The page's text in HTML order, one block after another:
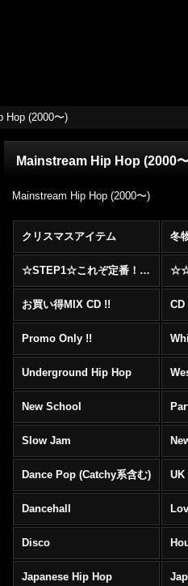
Hop (2000〜)
Mainstream Hip Hop (2000
Mainstream Hip Hop (2000〜)
クリスマスアイテム 冬
☆STEP1☆これぞ定番！！まずはここから！2000年代R&BフロアヒットBest 100 !!!
お買い得MIX CD !!
Promo Only !!
Underground Hip Hop
New School
Slow Jam
Dance Pop (Catchy系含む) UK
Dancehall
Disco
Japanese Hip Hop